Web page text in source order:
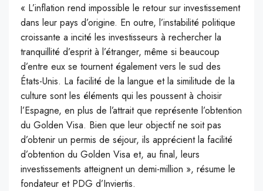
« L’inflation rend impossible le retour sur investissement
dans leur pays d’origine. En outre, l’instabilité politique
croissante a incité les investisseurs à rechercher la
tranquillité d’esprit à l’étranger, même si beaucoup
d’entre eux se tournent également vers le sud des
États-Unis. La facilité de la langue et la similitude de la
culture sont les éléments qui les poussent à choisir
l’Espagne, en plus de l’attrait que représente l’obtention
du Golden Visa. Bien que leur objectif ne soit pas
d’obtenir un permis de séjour, ils apprécient la facilité
d’obtention du Golden Visa et, au final, leurs
investissements atteignent un demi-million », résume le
fondateur et PDG d’Inviertis.